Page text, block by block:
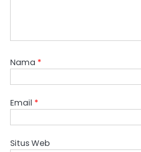
Nama *
Email *
Situs Web